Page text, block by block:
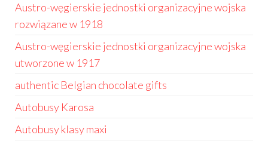
Austro-węgierskie jednostki organizacyjne wojska
rozwiązane w 1918
Austro-węgierskie jednostki organizacyjne wojska
utworzone w 1917
authentic Belgian chocolate gifts
Autobusy Karosa
Autobusy klasy maxi